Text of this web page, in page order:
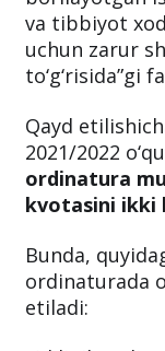
va tibbiyot
uchun zarur
to‘g‘risida”gi
Qayd
2021/2022
ordinatura
kvotasini ikki
Bunda,
ordinaturada
etiladi: